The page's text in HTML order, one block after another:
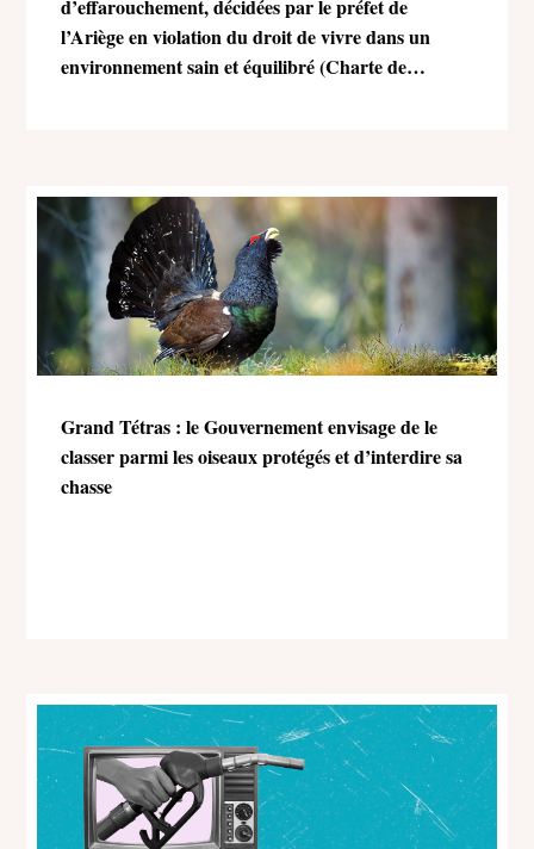
d’effarouchement, décidées par le préfet de
l’Ariège en violation du droit de vivre dans un
environnement sain et équilibré (Charte de
Grand Tétras : le Gouvernement envisage de le
classer parmi les oiseaux protégés et d’interdire sa
chasse